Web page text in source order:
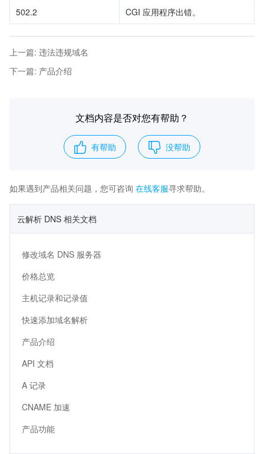
502.2 CGI 应用程序出错。
上一篇: 违法违规域名
下一篇: 产品介绍
文档内容是否对您有帮助？
有帮助 没帮助
如果遇到产品相关问题，您可咨询 在线客服寻求帮助。
云解析 DNS 相关文档
修改域名 DNS 服务器
价格总览
主机记录和记录值
快速添加域名解析
产品介绍
API 文档
A 记录
CNAME 加速
产品功能